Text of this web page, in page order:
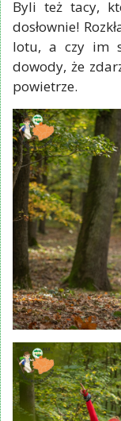
Byli też tacy,
dosłownie!
lotu, a czy im
dowody, że
powietrze.